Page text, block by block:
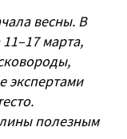
весны. В
марта,
экспертами
полезным